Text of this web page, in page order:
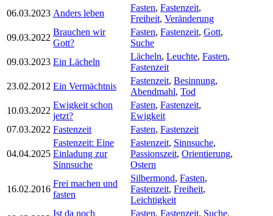
06.03.2023 Anders leben
Fasten, Fastenzeit,
Freiheit, Veränderung
09.03.2022
Brauchen wir
Gott?
Fasten, Fastenzeit, Gott,
Suche
09.03.2023 Ein Lächeln
Lächeln, Leuchte, Fasten,
Fastenzeit
23.02.2012 Ein Vermächtnis
Fastenzeit, Besinnung,
Abendmahl, Tod
10.03.2022
Ewigkeit schon
jetzt?
Fasten, Fastenzeit,
Ewigkeit
07.03.2022 Fastenzeit Fasten, Fastenzeit
04.04.2025
Fastenzeit: Eine
Einladung zur
Sinnsuche
Fastenzeit, Sinnsuche,
Passionszeit, Orientierung,
Ostern
16.02.2016
Frei machen und
fasten
Silbermond, Fasten,
Fastenzeit, Freiheit,
Leichtigkeit
Ist da noch
Fasten, Fastenzeit, Suche,